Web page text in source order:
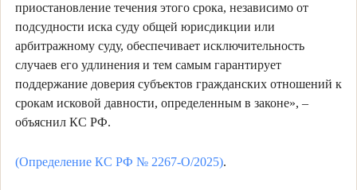
приостановление течения этого срока, независимо от
подсудности иска суду общей юрисдикции или
арбитражному суду, обеспечивает исключительность
случаев его удлинения и тем самым гарантирует
поддержание доверия субъектов гражданских отношений к
срокам исковой давности, определенным в законе», –
объяснил КС РФ.
(Определение КС РФ № 2267-О/2025).